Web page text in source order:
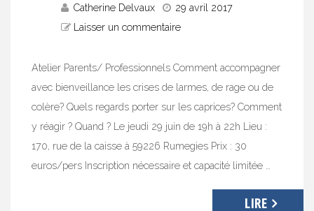
Catherine Delvaux
29 avril 2017
Laisser un commentaire
Atelier Parents/ Professionnels Comment accompagner
avec bienveillance les crises de larmes, de rage ou de
colère? Quels regards porter sur les caprices? Comment
y réagir ? Quand ? Le jeudi 29 juin de 19h à 22h Lieu :
170, rue de la caisse à 59226 Rumegies Prix : 30
euros/pers Inscription nécessaire et capacité limitée …
LIRE